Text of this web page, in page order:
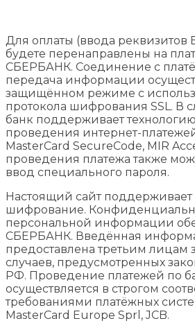
Для оплаты (ввода
будете перенаправлены на
СБЕРБАНК. Соединение с
передача информации
защищённом режиме с
протокола шифрования SSL. В
банк поддерживает
проведения интернет-
MasterCard SecureCode, MIR
проведения платежа также
ввод специального пароля.
Настоящий сайт поддерживает
шифрование.
персональной информации
СБЕРБАНК. Введённая
предоставлена третьим лицам
случаев, предусмотренных
РФ. Проведение платежей по
осуществляется в строгом
требованиями платёжных
MasterCard Europe Sprl, JCB.